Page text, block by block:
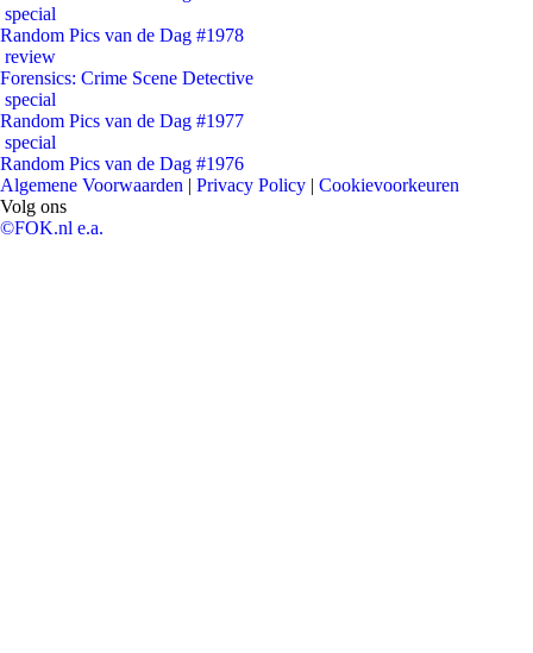
special
Random Pics van de Dag #1978
review
Forensics: Crime Scene Detective
special
Random Pics van de Dag #1977
special
Random Pics van de Dag #1976
Algemene Voorwaarden | Privacy Policy | Cookievoorkeuren
Volg ons
©FOK.nl e.a.